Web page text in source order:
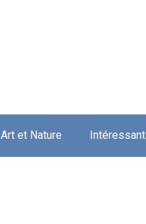
Art et Nature Intéressant